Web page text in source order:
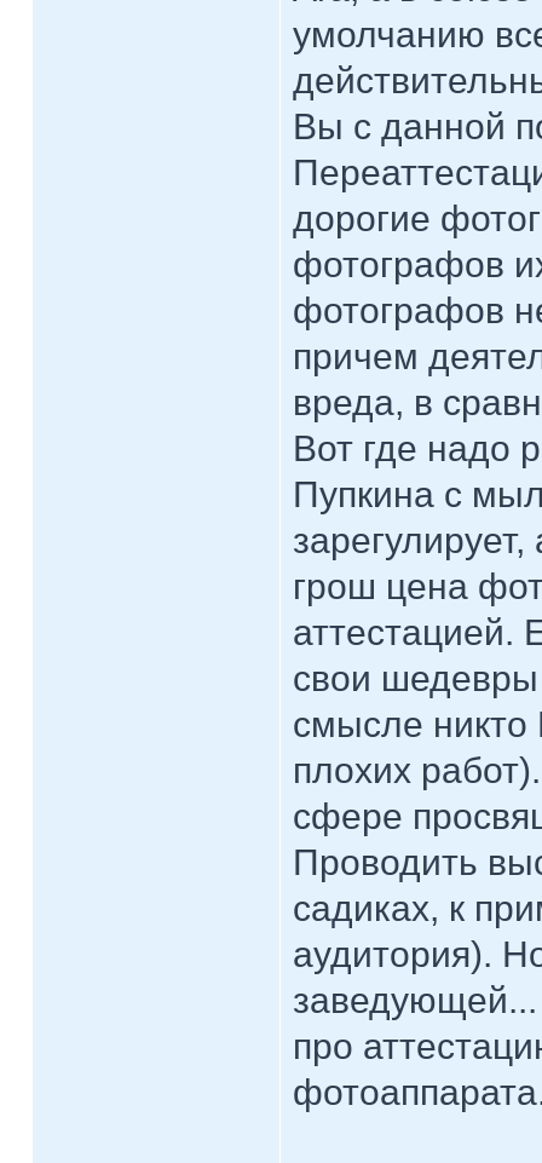
умолчанию
Вы с данной
дорогие
фотографов
фотографов
причем
вреда, в
Вот где надо
Пупкина с
грош цена
аттестацией.
свои шедевры
смысле никто
плохих
сфере
Проводить
садиках, к
аудитория).
заведующей...
про